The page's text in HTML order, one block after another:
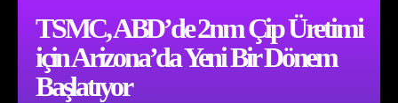
TSMC, ABD’de 2nm Çip Üretimi
için Arizona’da Yeni Bir Dönem
Başlatıyor